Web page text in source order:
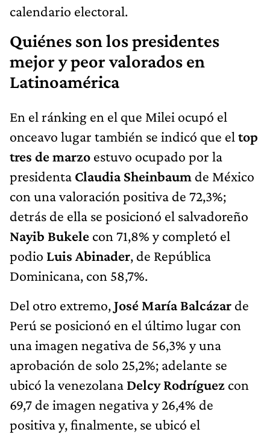
calendario electoral.
Quiénes son los presidentes
mejor y peor valorados en
Latinoamérica
En el ránking en el que Milei ocupó el
onceavo lugar también se indicó que el top
tres de marzo estuvo ocupado por la
presidenta Claudia Sheinbaum de México
con una valoración positiva de 72,3%;
detrás de ella se posicionó el salvadoreño
Nayib Bukele con 71,8% y completó el
podio Luis Abinader, de República
Dominicana, con 58,7%.
Del otro extremo,José María Balcázar de
Perú se posicionó en el último lugar con
una imagen negativa de 56,3% y una
aprobación de solo 25,2%; adelante se
ubicó la venezolana Delcy Rodríguez con
69,7 de imagen negativa y 26,4% de
positiva y, finalmente, se ubicó el